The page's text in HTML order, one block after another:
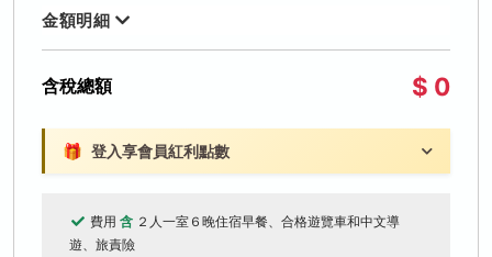
金額明細
含稅總額 $ 0
🎁 登入享會員紅利點數
費用 含 ２人一室６晚住宿早餐、合格遊覽車和中文導
遊、旅責險